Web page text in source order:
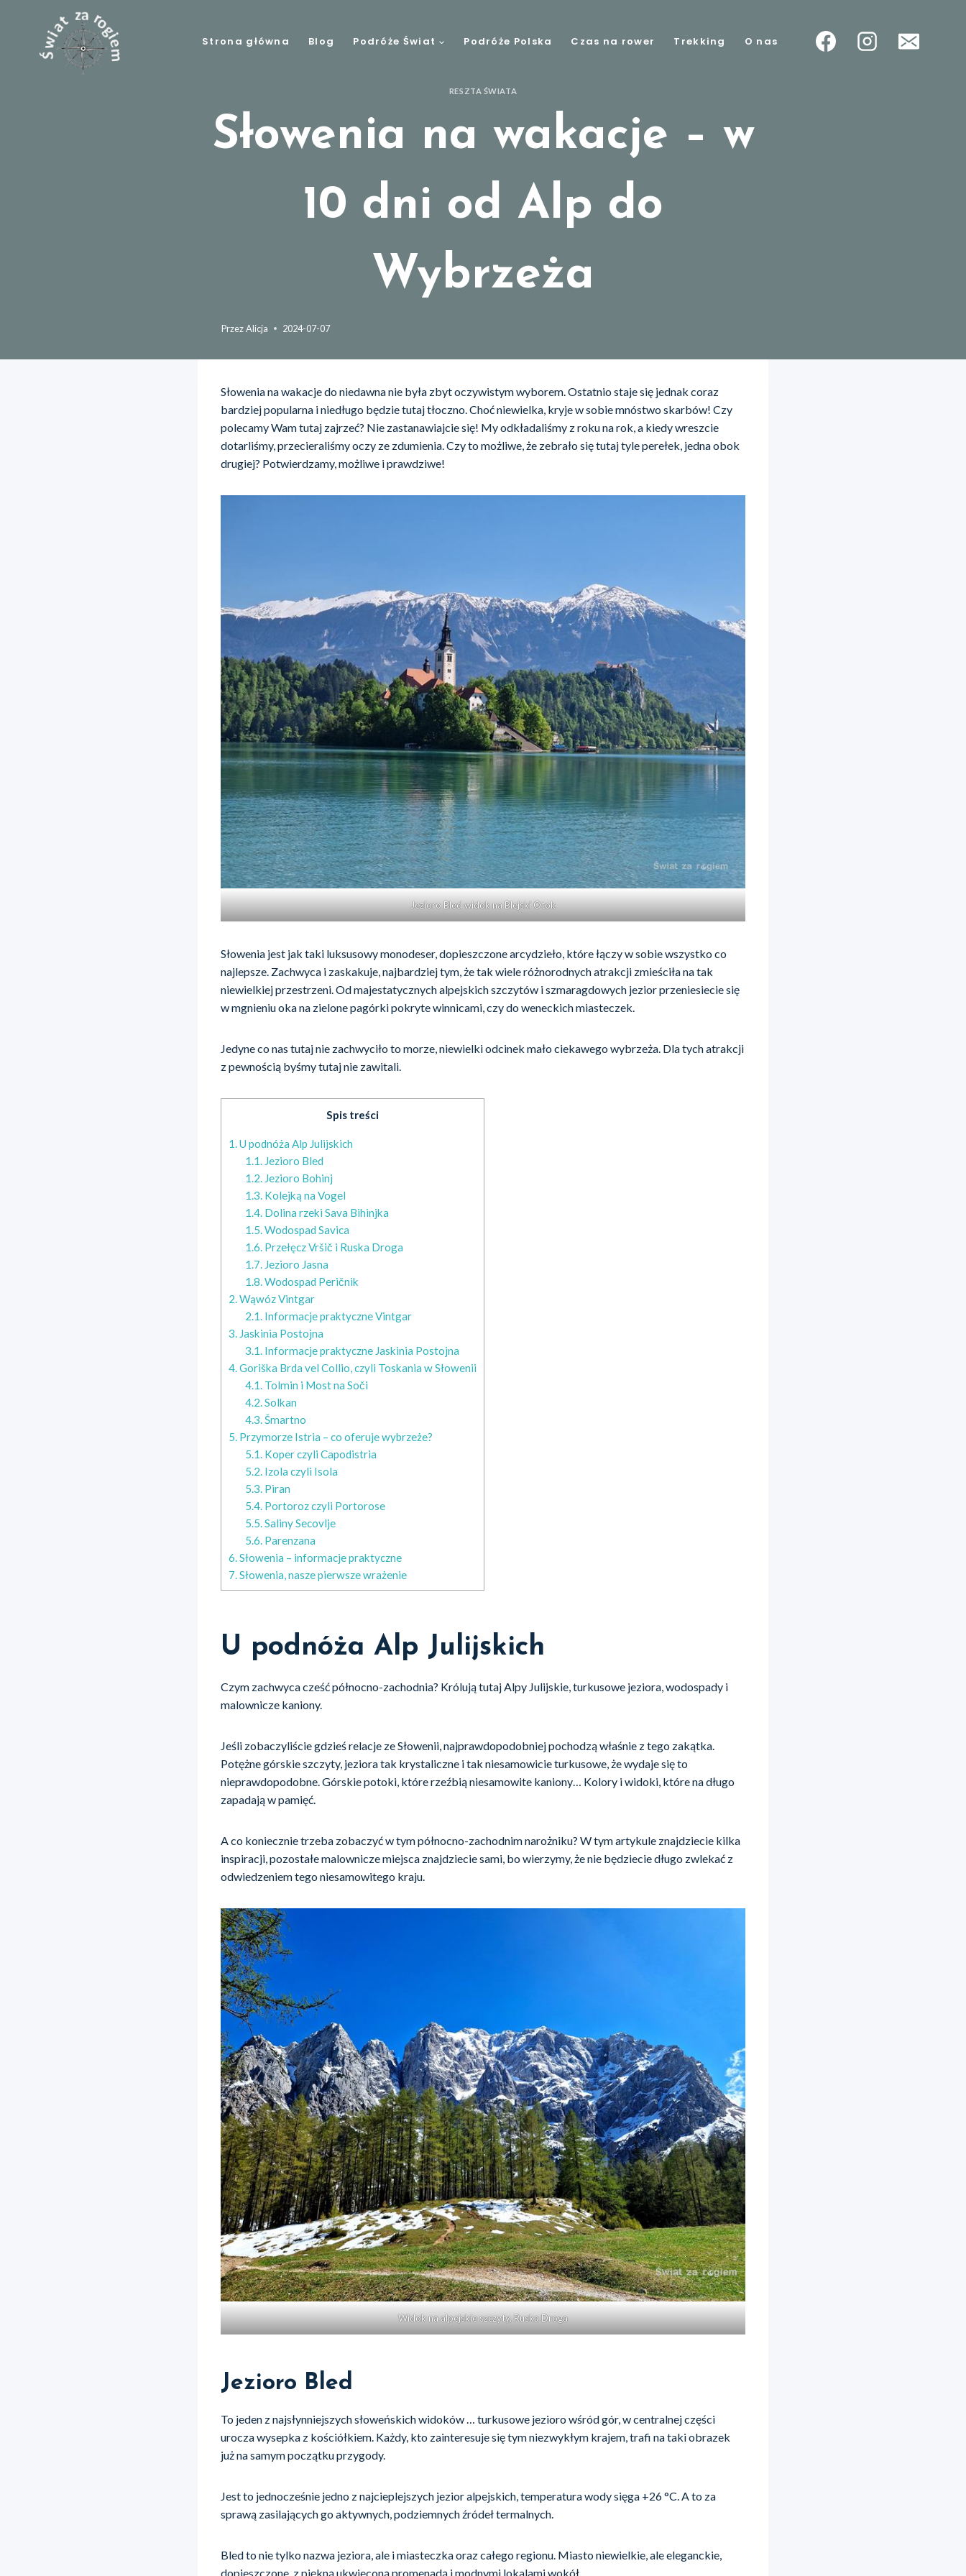
Strona główna Blog Podróże Świat Podróże Polska Czas na rower Trekking O nas
RESZTA ŚWIATA
Słowenia na wakacje – w
10 dni od Alp do
Wybrzeża
PrzezAlicja 2024-07-07
Słowenia na wakacje do niedawna nie była zbyt oczywistym wyborem. Ostatnio staje się jednak coraz
bardziej popularna i niedługo będzie tutaj tłoczno. Choć niewielka, kryje w sobie mnóstwo skarbów! Czy
polecamy Wam tutaj zajrzeć? Nie zastanawiajcie się! My odkładaliśmy z roku na rok, a kiedy wreszcie
dotarliśmy, przecieraliśmy oczy ze zdumienia. Czy to możliwe, że zebrało się tutaj tyle perełek, jedna obok
drugiej? Potwierdzamy, możliwe i prawdziwe!
Jezioro Bled widok na Blejski Otok
Słowenia jest jak taki luksusowy monodeser, dopieszczone arcydzieło, które łączy w sobie wszystko co
najlepsze. Zachwyca i zaskakuje, najbardziej tym, że tak wiele różnorodnych atrakcji zmieściła na tak
niewielkiej przestrzeni. Od majestatycznych alpejskich szczytów i szmaragdowych jezior przeniesiecie się
w mgnieniu oka na zielone pagórki pokryte winnicami, czy do weneckich miasteczek.
Jedyne co nas tutaj nie zachwyciło to morze, niewielki odcinek mało ciekawego wybrzeża. Dla tych atrakcji
z pewnością byśmy tutaj nie zawitali.
Spis treści
1.U podnóża Alp Julijskich
1.1.Jezioro Bled
1.2.Jezioro Bohinj
1.3.Kolejką na Vogel
1.4.Dolina rzeki Sava Bihinjka
1.5.Wodospad Savica
1.6.Przełęcz Vršič i Ruska Droga
1.7.Jezioro Jasna
1.8.Wodospad Peričnik
2.Wąwóz Vintgar
2.1.Informacje praktyczne Vintgar
3. Jaskinia Postojna
3.1.Informacje praktyczne Jaskinia Postojna
4.Goriška Brda vel Collio, czyli Toskania w Słowenii
4.1.Tolmin i Most na Soči
4.2.Solkan
4.3.Šmartno
5. Przymorze Istria – co oferuje wybrzeże?
5.1.Koper czyli Capodistria
5.2.Izola czyli Isola
5.3.Piran
5.4.Portoroz czyli Portorose
5.5.Saliny Secovlje
5.6.Parenzana
6.Słowenia – informacje praktyczne
7.Słowenia, nasze pierwsze wrażenie
U podnóża Alp Julijskich
Czym zachwyca cześć północno-zachodnia? Królują tutaj Alpy Julijskie, turkusowe jeziora, wodospady i
malownicze kaniony.
Jeśli zobaczyliście gdzieś relacje ze Słowenii, najprawdopodobniej pochodzą właśnie z tego zakątka.
Potężne górskie szczyty, jeziora tak krystaliczne i tak niesamowicie turkusowe, że wydaje się to
nieprawdopodobne. Górskie potoki, które rzeźbią niesamowite kaniony… Kolory i widoki, które na długo
zapadają w pamięć.
A co koniecznie trzeba zobaczyć w tym północno-zachodnim narożniku? W tym artykule znajdziecie kilka
inspiracji, pozostałe malownicze miejsca znajdziecie sami, bo wierzymy, że nie będziecie długo zwlekać z
odwiedzeniem tego niesamowitego kraju.
Widok na alpejskie szczyty, Ruska Droga
Jezioro Bled
To jeden z najsłynniejszych słoweńskich widoków … turkusowe jezioro wśród gór, w centralnej części
urocza wysepka z kościółkiem. Każdy, kto zainteresuje się tym niezwykłym krajem, trafi na taki obrazek
już na samym początku przygody.
Jest to jednocześnie jedno z najcieplejszych jezior alpejskich, temperatura wody sięga +26 °C. A to za
sprawą zasilających go aktywnych, podziemnych źródeł termalnych.
Bled to nie tylko nazwa jeziora, ale i miasteczka oraz całego regionu. Miasto niewielkie, ale eleganckie,
dopieszczone, z piękną ukwieconą promenadą i modnymi lokalami wokół.